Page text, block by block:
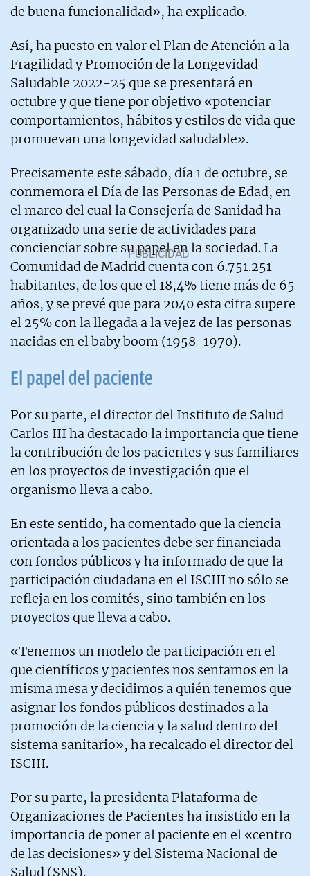
de buena funcionalidad», ha explicado.
Así, ha puesto en valor el Plan de Atención a la
Fragilidad y Promoción de la Longevidad
Saludable 2022-25 que se presentará en
octubre y que tiene por objetivo «potenciar
comportamientos, hábitos y estilos de vida que
promuevan una longevidad saludable».
Precisamente este sábado, día 1 de octubre, se
conmemora el Día de las Personas de Edad, en
el marco del cual la Consejería de Sanidad ha
organizado una serie de actividades para
concienciar sobre su papel en la sociedad. La
Comunidad de Madrid cuenta con 6.751.251
habitantes, de los que el 18,4% tiene más de 65
años, y se prevé que para 2040 esta cifra supere
el 25% con la llegada a la vejez de las personas
nacidas en el baby boom (1958-1970).
El papel del paciente
Por su parte, el director del Instituto de Salud
Carlos III ha destacado la importancia que tiene
la contribución de los pacientes y sus familiares
en los proyectos de investigación que el
organismo lleva a cabo.
En este sentido, ha comentado que la ciencia
orientada a los pacientes debe ser financiada
con fondos públicos y ha informado de que la
participación ciudadana en el ISCIII no sólo se
refleja en los comités, sino también en los
proyectos que lleva a cabo.
«Tenemos un modelo de participación en el
que científicos y pacientes nos sentamos en la
misma mesa y decidimos a quién tenemos que
asignar los fondos públicos destinados a la
promoción de la ciencia y la salud dentro del
sistema sanitario», ha recalcado el director del
ISCIII.
Por su parte, la presidenta Plataforma de
Organizaciones de Pacientes ha insistido en la
importancia de poner al paciente en el «centro
de las decisiones» y del Sistema Nacional de
Salud (SNS).